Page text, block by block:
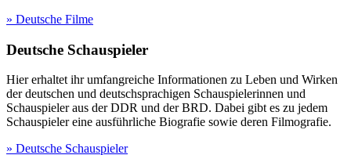
» Deutsche Filme
Deutsche Schauspieler
Hier erhaltet ihr umfangreiche Informationen zu Leben und Wirken
der deutschen und deutschsprachigen Schauspielerinnen und
Schauspieler aus der DDR und der BRD. Dabei gibt es zu jedem
Schauspieler eine ausführliche Biografie sowie deren Filmografie.
» Deutsche Schauspieler